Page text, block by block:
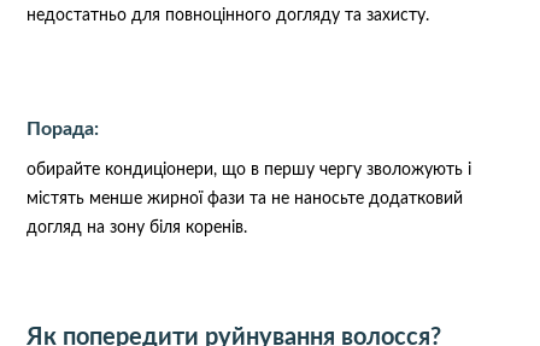
недостатньо для повноцінного догляду та захисту.
Порада:
обирайте кондиціонери, що в першу чергу зволожують і
містять менше жирної фази та не наносьте додатковий
догляд на зону біля коренів.
Як попередити руйнування волосся?